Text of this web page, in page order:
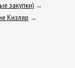
закупки) →
Кизляр →